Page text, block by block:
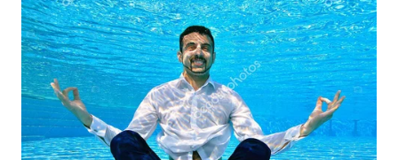
WAHANA
TRAVEL
WAHANA
TV
WAHANANEWS